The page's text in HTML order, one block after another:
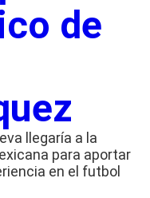
de
llegaría a la
para aportar
en el futbol